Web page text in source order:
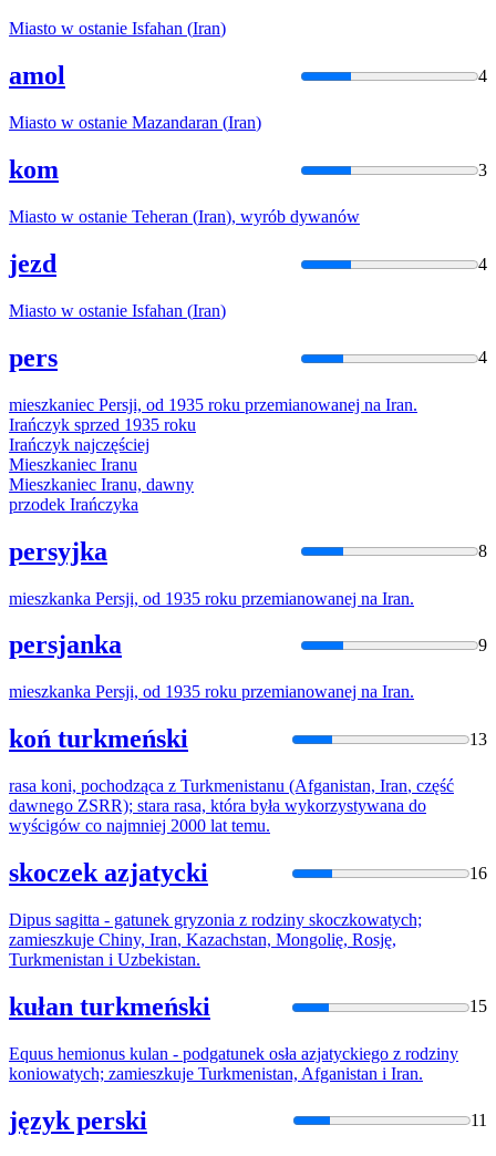
Miasto w ostanie Isfahan (Iran)
amol 4
Miasto w ostanie Mazandaran (Iran)
kom 3
Miasto w ostanie Teheran (Iran), wyrób dywanów
jezd 4
Miasto w ostanie Isfahan (Iran)
pers 4
mieszkaniec Persji, od 1935 roku przemianowanej na Iran.
Irańczyk sprzed 1935 roku
Irańczyk najczęściej
Mieszkaniec Iranu
Mieszkaniec Iranu, dawny
przodek Irańczyka
persyjka 8
mieszkanka Persji, od 1935 roku przemianowanej na Iran.
persjanka 9
mieszkanka Persji, od 1935 roku przemianowanej na Iran.
koń turkmeński 13
rasa koni, pochodząca z Turkmenistanu (Afganistan, Iran, część
dawnego ZSRR); stara rasa, która była wykorzystywana do
wyścigów co najmniej 2000 lat temu.
skoczek azjatycki 16
Dipus sagitta - gatunek gryzonia z rodziny skoczkowatych;
zamieszkuje Chiny, Iran, Kazachstan, Mongolię, Rosję,
Turkmenistan i Uzbekistan.
kułan turkmeński 15
Equus hemionus kulan - podgatunek osła azjatyckiego z rodziny
koniowatych; zamieszkuje Turkmenistan, Afganistan i Iran.
język perski 11